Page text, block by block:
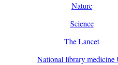
Nature
Science
The Lancet
National library medicine